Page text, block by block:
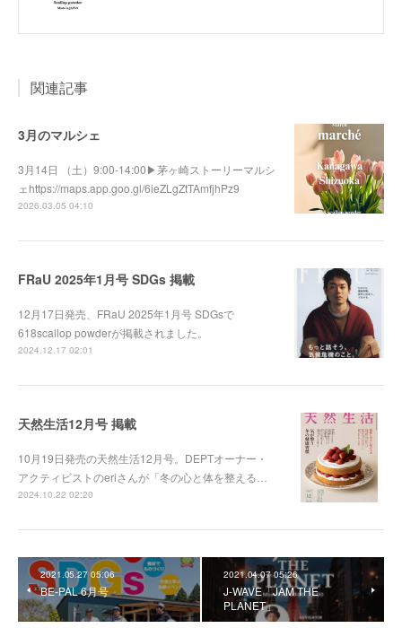
関連記事
3月のマルシェ
3月14日 （土）9:00-14:00▶︎茅ヶ崎ストーリーマルシ
ェhttps://maps.app.goo.gl/6ieZLgZtTAmfjhPz9
2026.03.05 04:10
FRaU 2025年1月号 SDGs 掲載
12月17日発売、FRaU 2025年1月号 SDGsで
618scallop powderが掲載されました。
2024.12.17 02:01
天然生活12月号 掲載
10月19日発売の天然生活12月号。DEPTオーナー・
アクティビストのeriさんが「冬の心と体を整える…
2024.10.22 02:20
2021.05.27 05:06
BE-PAL 6月号
2021.04.07 05:26
J-WAVE「JAM THE
PLANET」